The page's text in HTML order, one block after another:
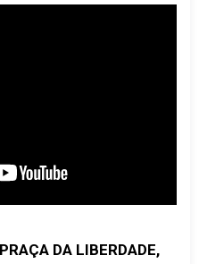
DA LIBERDADE,